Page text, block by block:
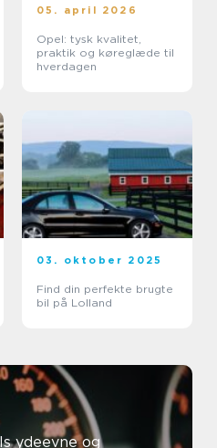
05. april 2026
Opel: tysk kvalitet,
praktik og køreglæde til
hverdagen
03. oktober 2025
Find din perfekte brugte
bil på Lolland
ydeevne og